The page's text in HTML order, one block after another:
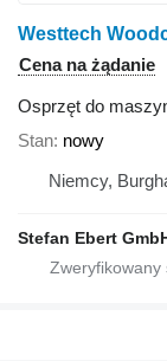
Westtech
Cena na żądanie
Osprzęt do
Stan nowy
Niemcy,